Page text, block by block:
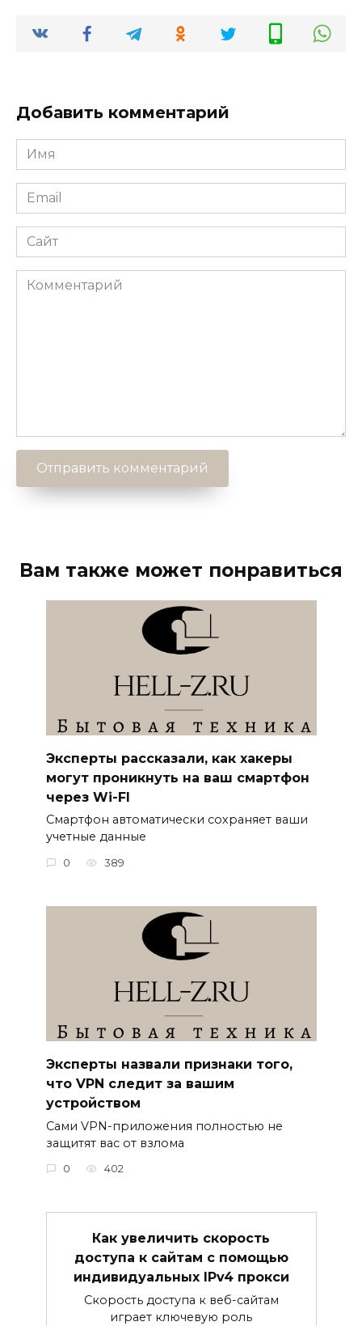
Добавить комментарий
Имя
*
Email
*
Сайт
Комментарий
Вам также может понравиться
Эксперты рассказали, как хакеры
могут проникнуть на ваш смартфон
через Wi-FI
Смартфон автоматически сохраняет ваши
учетные данные
0 389
Эксперты назвали признаки того,
что VPN следит за вашим
устройством
Сами VPN-приложения полностью не
защитят вас от взлома
0 402
Как увеличить скорость
доступа к сайтам с помощью
индивидуальных IPv4 прокси
Скорость доступа к веб-сайтам
играет ключевую роль